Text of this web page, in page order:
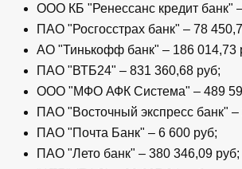
ООО КБ "Ренессанс кредит банк"
ПАО "Росгосстрах банк" – 78
АО "Тинькофф банк" – 186 014,73
ПАО "ВТБ24" – 831 360,68 руб;
ООО "МФО АФК Система" – 489
ПАО "Восточный экспресс банк" –
ПАО "Почта Банк" – 6 600 руб;
ПАО "Лето банк" – 380 346,09 руб;